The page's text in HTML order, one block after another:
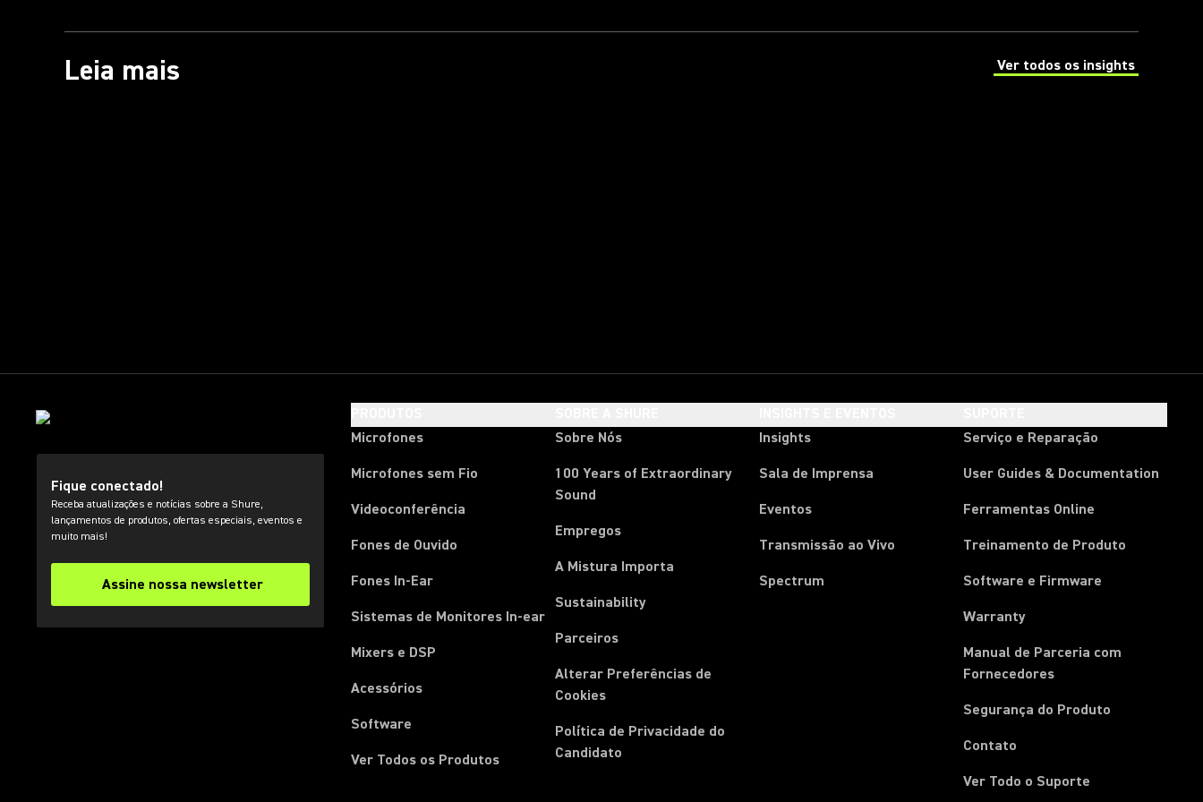
Leia mais Ver todos os insights
(Opens in a new tab)
Fique conectado!
Receba atualizações e notícias sobre a Shure,
lançamentos de produtos, ofertas especiais, eventos e
muito mais!
Assine nossa newsletter
Microfones
Microfones sem Fio
Videoconferência
Fones de Ouvido
Fones In-Ear
Sistemas de Monitores In-ear
Mixers e DSP
Acessórios
Software
Ver Todos os Produtos
Sobre Nós
100 Years of Extraordinary
Sound
Empregos
A Mistura Importa
Sustainability
Parceiros
Alterar Preferências de
Cookies
Política de Privacidade do
Candidato
Insights
Sala de Imprensa
Eventos
Transmissão ao Vivo
Spectrum
Serviço e Reparação
User Guides & Documentation
Ferramentas Online
Treinamento de Produto
Software e Firmware
Warranty
Manual de Parceria com
Fornecedores(Opens in a new tab)
Segurança do Produto
Contato
Ver Todo o Suporte